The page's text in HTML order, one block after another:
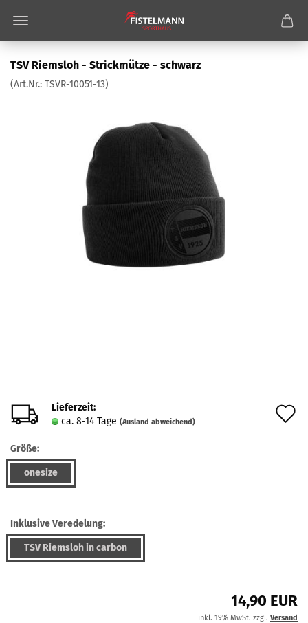
TSV Riemsloh - Strickmütze - schwarz
(Art.Nr.: TSVR-10051-13)
Lieferzeit:
ca. 8-14 Tage (Ausland abweichend)
Größe:
onesize
Inklusive Veredelung:
TSV Riemsloh in carbon
14,90 EUR
inkl. 19% MwSt. zzgl. Versand